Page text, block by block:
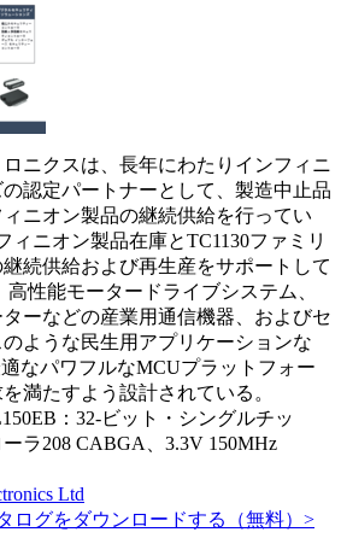
ニクスは、長年にわたりインフィニ
認定パートナーとして、製造中止品
ニオン製品の継続供給を行ってい
ィニオン製品在庫とTC1130ファミリ
続供給および再生産をサポートして
高性能モータードライブシステム、
ーなどの産業用通信機器、およびセ
ような民生用アプリケーションな
なパワフルなMCUプラットフォー
満たすよう設計されている。
：32-ビット・シングルチッ
ラ208 CABGA、3.3V 150MHz
Ltd
ログをダウンロードする（無料）>